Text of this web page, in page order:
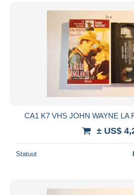
CA1 K7 VHS JOHN WAYNE LA
± US$
Statuut